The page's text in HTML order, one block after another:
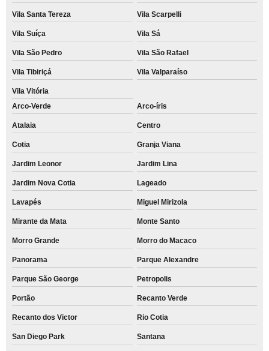
Vila Santa Tereza Vila Scarpelli
Vila Suíça Vila Sá
Vila São Pedro Vila São Rafael
Vila Tibiriçá Vila Valparaíso
Vila Vitória
Arco-Verde
Arco-íris
Atalaia Centro
Cotia Granja Viana
Jardim Leonor Jardim Lina
Jardim Nova Cotia Lageado
Lavapés Miguel Mirizola
Mirante da Mata Monte Santo
Morro Grande Morro do Macaco
Panorama Parque Alexandre
Parque São George Petropolis
Portão Recanto Verde
Recanto dos Victor Rio Cotia
San Diego Park Santana